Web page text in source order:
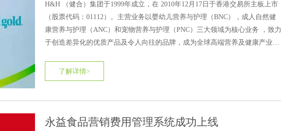
H&H （健合）集团于1999年成立，在 2010年12月17日于香港交易所主板上市
（股票代码：01112）。主营业务以婴幼儿营养与护理（BNC），成人自然健
康营养与护理（ANC）和宠物营养与护理（PNC）三大领域为核心业务 ，致力
于创造差异化的优质产品及令人向往的品牌，成为全球高端营养及健康产业的
了解详情>
永益食品营销费用管理系统成功上线